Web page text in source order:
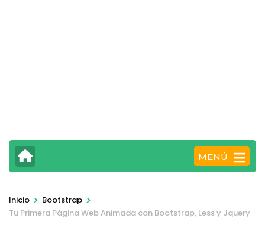
MENÚ
Inicio > Bootstrap >
Tu Primera Página Web Animada con Bootstrap, Less y Jquery